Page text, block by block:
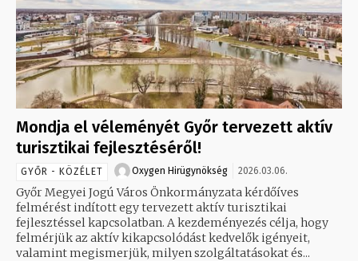
Mondja el véleményét Győr tervezett aktív
turisztikai fejlesztéséről!
GYŐR - KÖZÉLET Oxygen Hirügynökség 2026.03.06.
Győr Megyei Jogú Város Önkormányzata kérdőíves
felmérést indított egy tervezett aktív turisztikai
fejlesztéssel kapcsolatban. A kezdeményezés célja, hogy
felmérjük az aktív kikapcsolódást kedvelők igényeit,
valamint megismerjük, milyen szolgáltatásokat és...